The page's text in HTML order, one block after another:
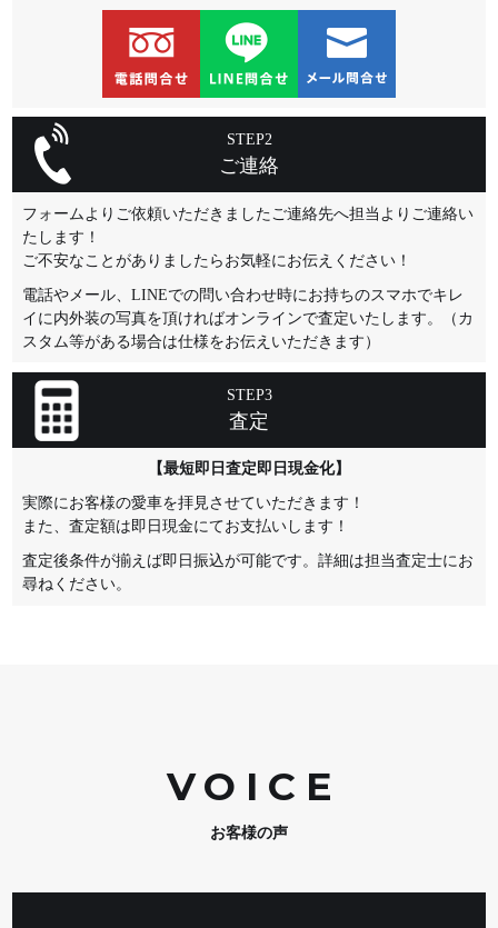
STEP2
ご連絡
フォームよりご依頼いただきましたご連絡先へ担当よりご連絡い
たします！
ご不安なことがありましたらお気軽にお伝えください！
電話やメール、LINEでの問い合わせ時にお持ちのスマホでキレ
イに内外装の写真を頂ければオンラインで査定いたします。（カ
スタム等がある場合は仕様をお伝えいただきます）
STEP3
査定
【最短即日査定即日現金化】
実際にお客様の愛車を拝見させていただきます！
また、査定額は即日現金にてお支払いします！
査定後条件が揃えば即日振込が可能です。詳細は担当査定士にお
尋ねください。
VOIC E
お客様の声